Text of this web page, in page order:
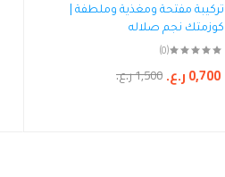
تركيبة مفتحة ومغذية وملطفة |
كوزمتك نجم صلاله
(0)
1,500ر.ع. 0,700ر.ع.